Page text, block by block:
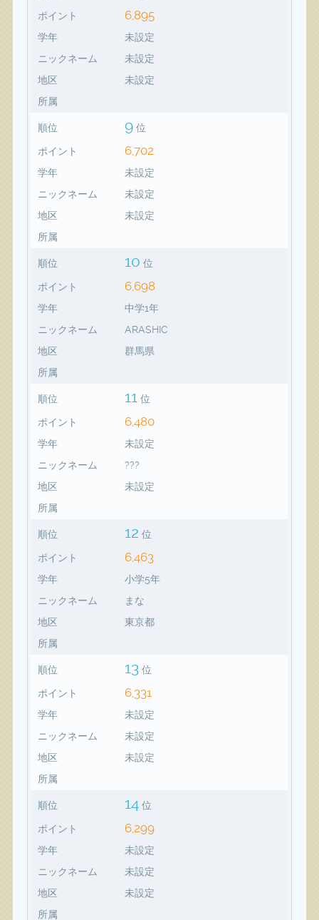
ポイント 6,895
学年
未設定
ニックネーム
未設定
地区
未設定
所属
順位 9 位
ポイント 6,702
学年
未設定
ニックネーム
未設定
地区
未設定
所属
順位 10 位
ポイント 6,698
学年
中学1年
ニックネーム
ARASHIC
地区
群馬県
所属
順位 11 位
ポイント 6,480
学年
未設定
ニックネーム
???
地区
未設定
所属
順位 12 位
ポイント 6,463
学年
小学5年
ニックネーム
まな
地区
東京都
所属
順位 13 位
ポイント 6,331
学年
未設定
ニックネーム
未設定
地区
未設定
所属
順位 14 位
ポイント 6,299
学年
未設定
ニックネーム
未設定
地区
未設定
所属